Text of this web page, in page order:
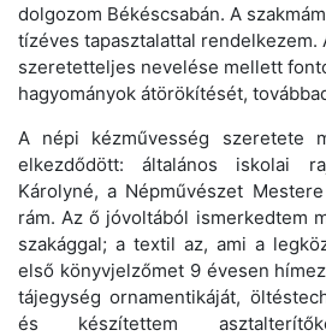
dolgozom Békéscsabán. A
tízéves tapasztalattal rendelkezem.
szeretetteljes nevelése mellett
hagyományok átörökítését,
A népi kézművesség szeretete
elkezdődött: általános iskolai
Károlyné, a Népművészet
rám. Az ő jóvoltából ismerkedtem
szakággal; a textil az, ami a
első könyvjelzőmet 9 évesen
tájegység ornamentikáját,
és készítettem